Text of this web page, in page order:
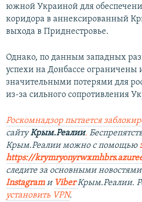
южной Украиной для
коридора в аннексированный
выхода в Приднестровье.
Однако, по данным западных
успехи на Донбассе ограничены
значительными потерями для
из-за сильного сопротивления
Роскомнадзор пытается
сайтуКрым.Реалии.
Крым.Реалии можно с помощью
https://
следите за основными
Instagramи ViberКрым.Реалии.
установить VPN.